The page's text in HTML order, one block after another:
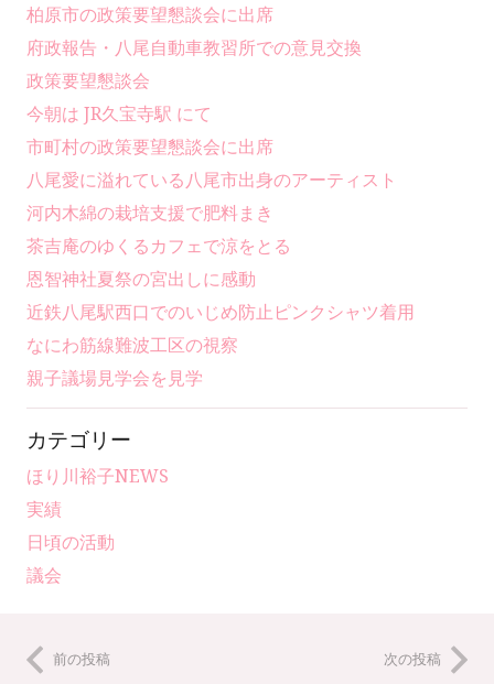
柏原市の政策要望懇談会に出席
府政報告・八尾自動車教習所での意見交換
政策要望懇談会
今朝は JR久宝寺駅 にて
市町村の政策要望懇談会に出席
八尾愛に溢れている八尾市出身のアーティスト
河内木綿の栽培支援で肥料まき
茶吉庵のゆくるカフェで涼をとる
恩智神社夏祭の宮出しに感動
近鉄八尾駅西口でのいじめ防止ピンクシャツ着用
なにわ筋線難波工区の視察
親子議場見学会を見学
カテゴリー
ほり川裕子NEWS
実績
日頃の活動
議会
前の投稿 次の投稿